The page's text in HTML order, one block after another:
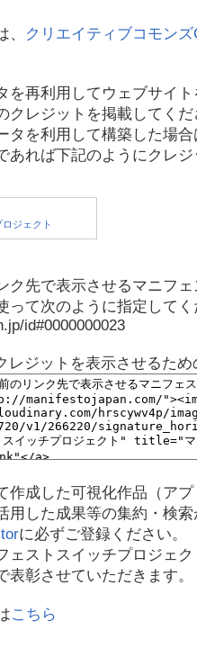
クリエイティブコモンズ
を再利用してウェブサイト
クレジットを掲載してくだ
タを利用して構築した場
あれば下記のようにクレジ
ク先で表示させるマニフェ
って次のように指定してく
id#0000000023
レジットを表示させるため
作成した可視化作品（アプ
用した成果等の集約・検索
に必ずご登録ください。
ェストスイッチプロジェク
表彰させていただきます。
こちら